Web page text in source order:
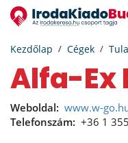
Kezdőlap Cégek
Alfa-
Weboldal: www.w-
Telefonszám: +36 1